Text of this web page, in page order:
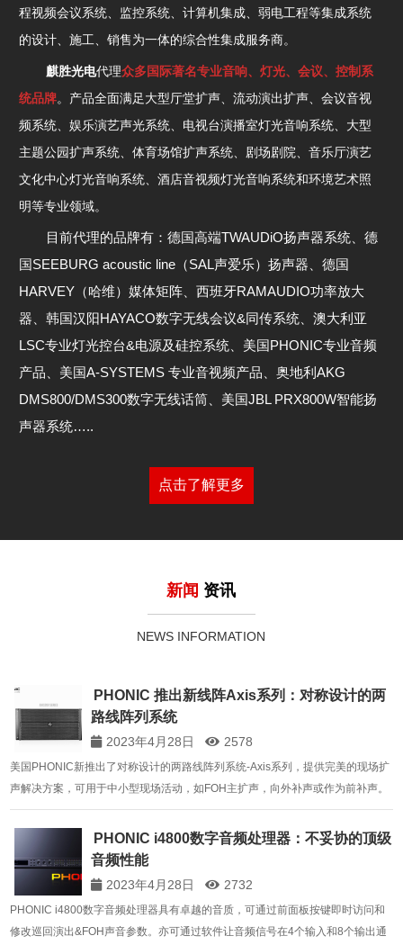
程视频会议系统、监控系统、计算机集成、弱电工程等集成系统
的设计、施工、销售为一体的综合性集成服务商。
麒胜光电代理众多国际著名专业音响、灯光、会议、控制系
统品牌。产品全面满足大型厅堂扩声、流动演出扩声、会议音视
频系统、娱乐演艺声光系统、电视台演播室灯光音响系统、大型
主题公园扩声系统、体育场馆扩声系统、剧场剧院、音乐厅演艺
文化中心灯光音响系统、酒店音视频灯光音响系统和环境艺术照
明等专业领域。
目前代理的品牌有：德国高端TWAUDiO扬声器系统、德
国SEEBURG acoustic line（SAL声爱乐）扬声器、德国
HARVEY（哈维）媒体矩阵、西班牙RAMAUDIO功率放大
器、韩国汉阳HAYACO数字无线会议&同传系统、澳大利亚
LSC专业灯光控台&电源及硅控系统、美国PHONIC专业音频
产品、美国A-SYSTEMS 专业音视频产品、奥地利AKG
DMS800/DMS300数字无线话筒、美国JBL PRX800W智能扬
声器系统…..
点击了解更多
新闻 资讯
NEWS INFORMATION
PHONIC 推出新线阵Axis系列：对称设计的两
路线阵列系统
2023年4月28日 2578
美国PHONIC新推出了对称设计的两路线阵列系统-Axis系列，提供完美的现场扩
声解决方案，可用于中小型现场活动，如FOH主扩声，‪向外补声或作为前补声。‬‬‬
2×10＂低音扬声器（3＂v.c.）提供扩展低频再现，与安装在专门设计的波导管上
的一个高频压缩驱动器（3＂v.c…PHONIC i4800数字音频处理器：不妥协的顶级
音频性能
2023年4月28日 2732
PHONIC i4800数字音频处理器具有卓越的音质，可通过前面板按键即时访问和
修改巡回演出&FOH声音参数。亦可通过软件让音频信号在4个输入和8个输出通